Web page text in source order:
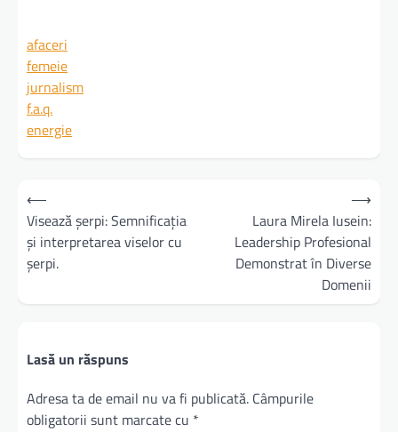
afaceri
femeie
jurnalism
f.a.q.
energie
Navigare
în
articole
⟵
Visează șerpi: Semnificația
și interpretarea viselor cu
șerpi.
Laura Mirela Iusein:
Leadership Profesional
Demonstrat în Diverse
Domenii
⟶
Lasă un răspuns
Adresa ta de email nu va fi publicată. Câmpurile
obligatorii sunt marcate cu *